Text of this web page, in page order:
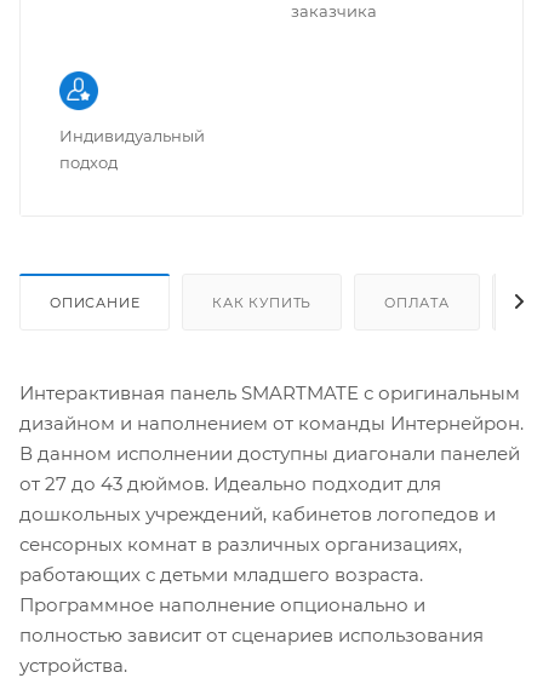
заказчика
Индивидуальный
подход
ОПИСАНИЕ КАК КУПИТЬ ОПЛАТА
Интерактивная панель SMARTMATE с оригинальным
дизайном и наполнением от команды Интернейрон.
В данном исполнении доступны диагонали панелей
от 27 до 43 дюймов. Идеально подходит для
дошкольных учреждений, кабинетов логопедов и
сенсорных комнат в различных организациях,
работающих с детьми младшего возраста.
Программное наполнение опционально и
полностью зависит от сценариев использования
устройства.